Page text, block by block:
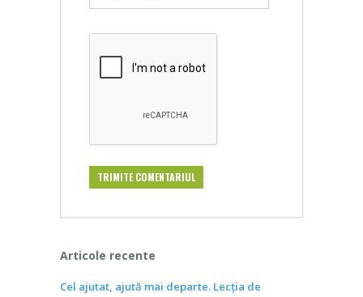
Articole recente
Cel ajutat, ajută mai departe. Lecția de